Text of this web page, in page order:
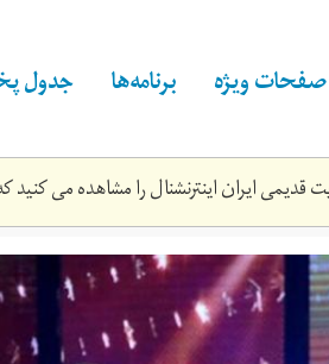
صفحات ویژه برنامه‌ها جدول
ایران اینترنشنال را مشاهده می